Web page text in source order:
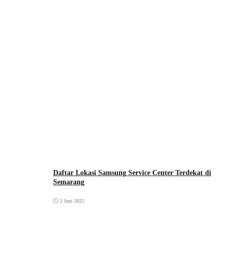
Daftar Lokasi Samsung Service Center Terdekat di
Semarang
2 Juni 2025